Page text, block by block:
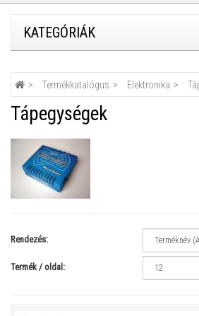
KATEGÓRIÁK
Termékkatalógus Elektronika
Tápegységek
Rendezés:
Termék / oldal: